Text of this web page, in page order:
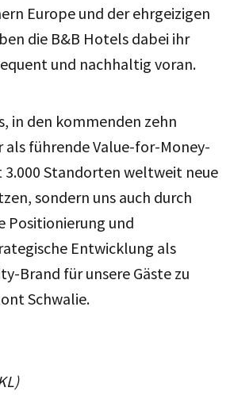
Europe und der ehrgeizigen
die B&B Hotels dabei ihr
und nachhaltig voran.
in den kommenden zehn
als führende Value-for-Money-
Standorten weltweit neue
sondern uns auch durch
Positionierung und
Entwicklung als
Brand für unsere Gäste zu
Schwalie.